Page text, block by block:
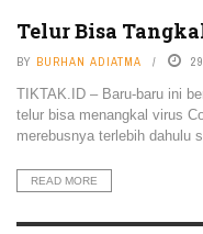
Telur Bisa
BY BURHAN ADIATMA
TIKTAK.ID – Baru-baru ini
telur bisa menangkal virus
merebusnya terlebih dahulu
READ MORE